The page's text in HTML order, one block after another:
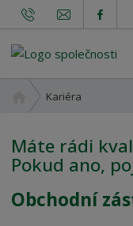
v
d
n
s
Kariéra
Máte rádi
Pokud ano,
Obchodní